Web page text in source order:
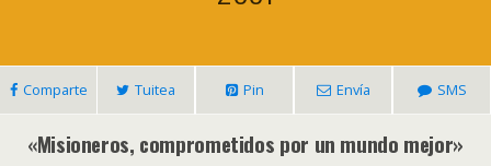
Comparte Tuitea Pin Envía SMS
«Misioneros, comprometidos por un mundo mejor»